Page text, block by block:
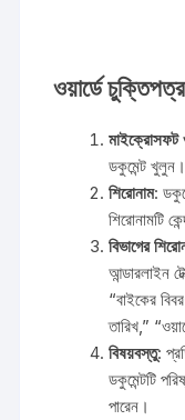
ওয়ার্ডে
মাইক্রোসফট
ডকুমেন্ট খুলুন।
শিরোনাম:
শিরোনামটি
বিভাগের
আন্ডারলাইন
“বাইকের
তারিখ,”
বিষয়বস্তু:
ডকুমেন্টটি
পারেন।